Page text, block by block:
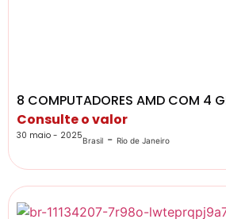
8 COMPUTADORES AMD COM 4
Consulte o valor
30 maio - 2025Brasil - Rio de Janeiro